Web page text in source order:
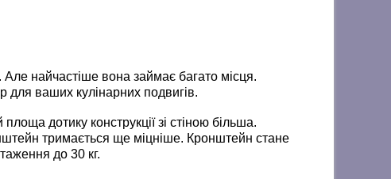
найчастіше вона займає багато місця.
для ваших кулінарних подвигів.
дотику конструкції зі стіною більша.
тримається ще міцніше. Кронштейн стане
до 30 кг.